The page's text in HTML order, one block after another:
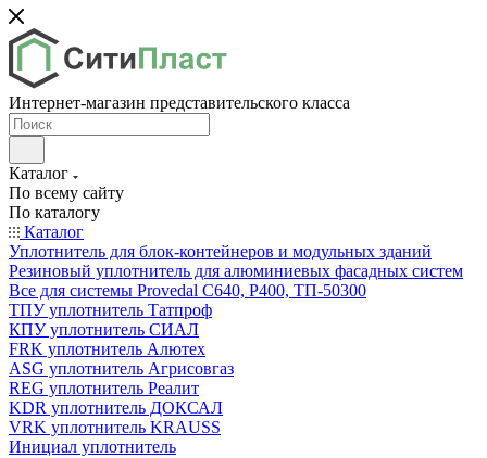
Интернет-магазин представительского класса
Каталог
По всему сайту
По каталогу
Каталог
Уплотнитель для блок-контейнеров и модульных зданий
Резиновый уплотнитель для алюминиевых фасадных систем
Все для системы Provedal С640, Р400, ТП-50300
ТПУ уплотнитель Татпроф
КПУ уплотнитель СИАЛ
FRK уплотнитель Алютех
ASG уплотнитель Агрисовгаз
REG уплотнитель Реалит
KDR уплотнитель ДОКСАЛ
VRK уплотнитель KRAUSS
Инициал уплотнитель